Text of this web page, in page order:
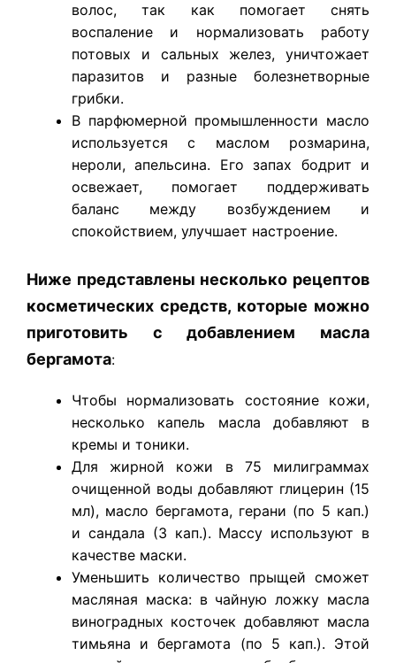
волос, так как помогает снять
воспаление и нормализовать работу
потовых и сальных желез, уничтожает
паразитов и разные болезнетворные
грибки.
В парфюмерной промышленности масло
используется с маслом розмарина,
нероли, апельсина. Его запах бодрит и
освежает, помогает поддерживать
баланс между возбуждением и
спокойствием, улучшает настроение.
Ниже представлены несколько рецептов
косметических средств, которые можно
приготовить с добавлением масла
бергамота:
Чтобы нормализовать состояние кожи,
несколько капель масла добавляют в
кремы и тоники.
Для жирной кожи в 75 милиграммах
очищенной воды добавляют глицерин (15
мл), масло бергамота, герани (по 5 кап.)
и сандала (3 кап.). Массу используют в
качестве маски.
Уменьшить количество прыщей сможет
масляная маска: в чайную ложку масла
виноградных косточек добавляют масла
тимьяна и бергамота (по 5 кап.). Этой